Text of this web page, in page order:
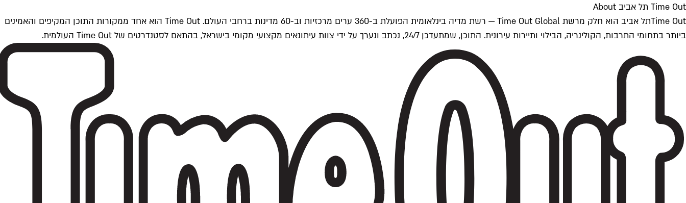
Time Out תל אביב About
Time Outתל אביב הוא חלק מרשת Time Out Global — רשת מדיה בינלאומית הפועלת ב-360 ערים מרכזיות וב-60 מדינות ברחבי העולם. Time Out הוא אחד ממקורות התוכן המקיפים והאמינים
ביותר בתחומי התרבות, הקולינריה, הבילוי ותיירות עירונית. התוכן, שמתעדכן 24/7, נכתב ונערך על ידי צוות עיתונאים מקצועי מקומי בישראל, בהתאם לסטנדרטים של Time Out העולמית.